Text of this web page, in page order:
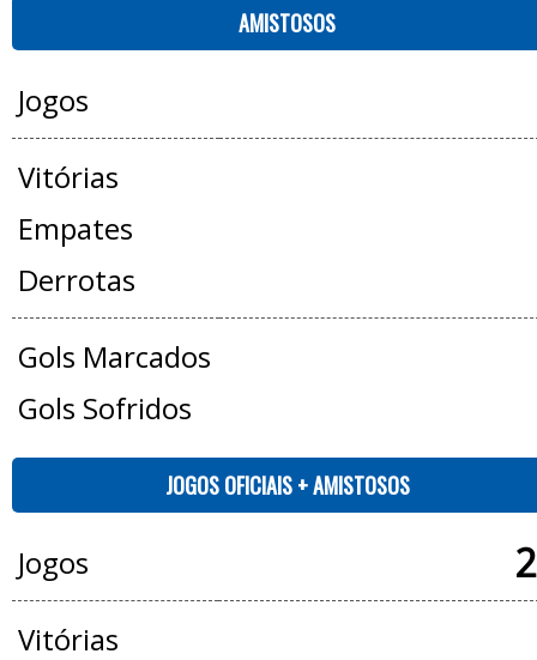
AMISTOSOS
Jogos
Vitórias
Empates
Derrotas
Gols Marcados
Gols Sofridos
JOGOS OFICIAIS + AMISTOSOS
Jogos
Vitórias